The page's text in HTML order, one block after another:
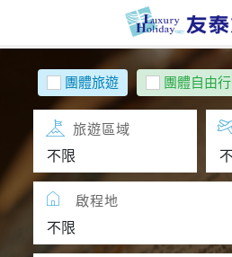
團體旅遊 團體自由行
旅遊區域
啟程地